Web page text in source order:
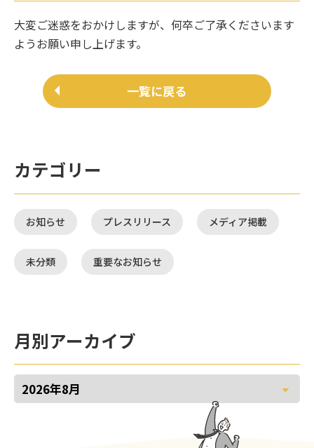
大変ご迷惑をおかけしますが、何卒ご了承くださいます
ようお願い申し上げます。
一覧に戻る
カテゴリー
お知らせ プレスリリース メディア掲載
未分類 重要なお知らせ
月別アーカイブ